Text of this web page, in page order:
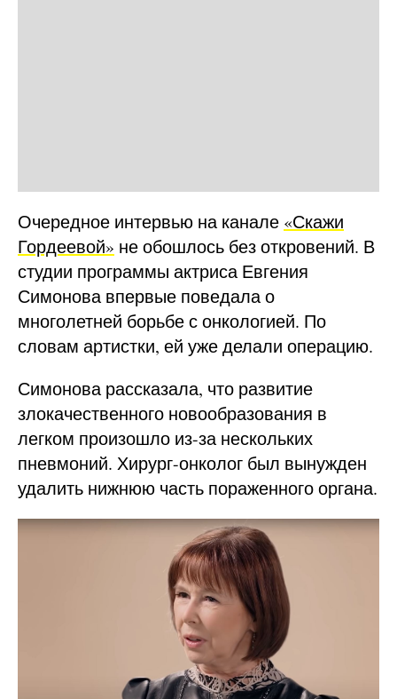
Очередное интервью на канале «Скажи
Гордеевой» не обошлось без откровений. В
студии программы актриса Евгения
Симонова впервые поведала о
многолетней борьбе с онкологией. По
словам артистки, ей уже делали операцию.
Симонова рассказала, что развитие
злокачественного новообразования в
легком произошло из-за нескольких
пневмоний. Хирург-онколог был вынужден
удалить нижнюю часть пораженного органа.